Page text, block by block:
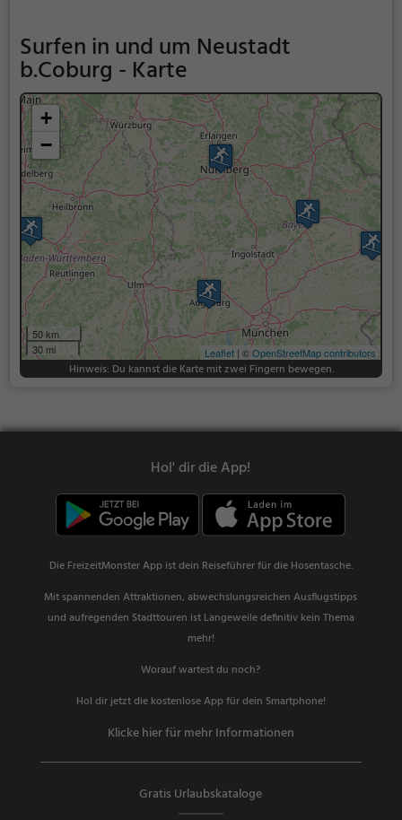
Surfen in und um Neustadt
b.Coburg - Karte
+
−
50 km
30 mi
Leaflet | ©OpenStreetMap contributors
Hinweis: Du kannst die Karte mit zwei Fingern bewegen.
Hol' dir die App!
Die FreizeitMonster App ist dein Reiseführer für die Hosentasche.
Mit spannenden Attraktionen, abwechslungsreichen Ausflugstipps
und aufregenden Stadttouren ist Langeweile definitiv kein Thema
mehr!
Worauf wartest du noch?
Hol dir jetzt die kostenlose App für dein Smartphone!
Klicke hier für mehr Informationen
Gratis Urlaubskataloge